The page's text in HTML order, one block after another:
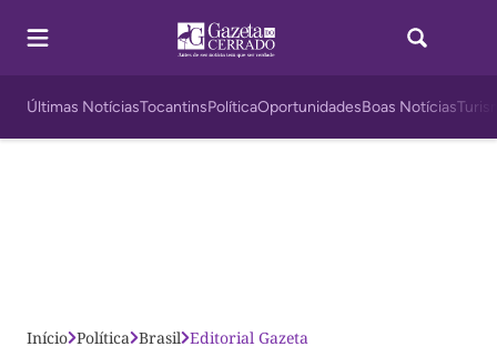
Últimas NotíciasTocantinsPolíticaOportunidadesBoas Notícias
Início Política Brasil Editorial Gazeta